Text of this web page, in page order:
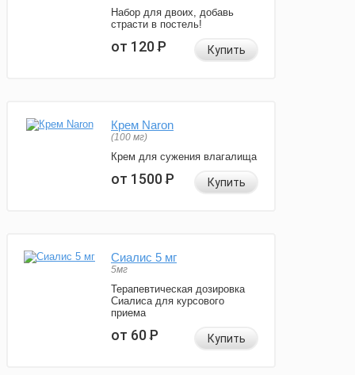
Набор для двоих, добавь
страсти в постель!
от 120Р Купить
Крем Naron
(100 мг)
Крем для сужения влагалища
от 1500Р Купить
Сиалис 5 мг
5мг
Терапевтическая дозировка
Сиалиса для курсового
приема
от 60Р Купить